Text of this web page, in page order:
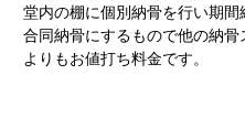
堂内の棚に個別納骨を行い期間
合同納骨にするもので他の納骨
よりもお値打ち料金です。